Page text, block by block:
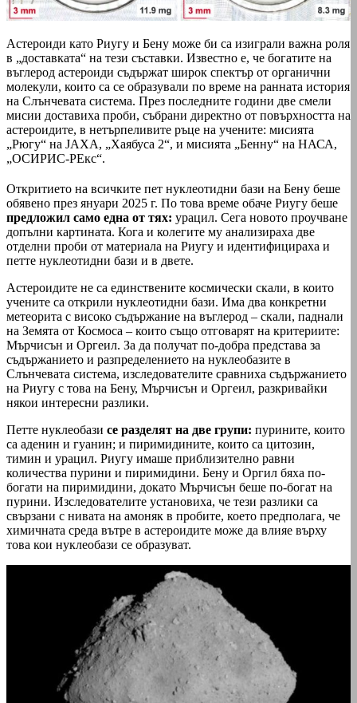
Астероиди като Риугу и Бену може би са изиграли важна роля
в „доставката“ на тези съставки. Известно е, че богатите на
въглерод астероиди съдържат широк спектър от органични
молекули, които са се образували по време на ранната история
на Слънчевата система. През последните години две смели
мисии доставиха проби, събрани директно от повърхността на
астероидите, в нетърпеливите ръце на учените: мисията
„Рюгу“ на JAXA, „Хаябуса 2“, и мисията „Бенну“ на НАСА,
„ОСИРИС-РЕкс“.
Откритието на всичките пет нуклеотидни бази на Бену беше
обявено през януари 2025 г. По това време обаче Риугу беше
предложил само една от тях: урацил. Сега новото проучване
допълни картината. Кога и колегите му анализираха две
отделни проби от материала на Риугу и идентифицираха и
петте нуклеотидни бази и в двете.
Астероидите не са единствените космически скали, в които
учените са открили нуклеотидни бази. Има два конкретни
метеорита с високо съдържание на въглерод – скали, паднали
на Земята от Космоса – които също отговарят на критериите:
Мърчисън и Оргеил. За да получат по-добра представа за
съдържанието и разпределението на нуклеобазите в
Слънчевата система, изследователите сравниха съдържанието
на Риугу с това на Бену, Мърчисън и Оргеил, разкривайки
някои интересни разлики.
Петте нуклеобази се разделят на две групи: пурините, които
са аденин и гуанин; и пиримидините, които са цитозин,
тимин и урацил. Риугу имаше приблизително равни
количества пурини и пиримидини. Бену и Оргил бяха по-
богати на пиримидини, докато Мърчисън беше по-богат на
пурини. Изследователите установиха, че тези разлики са
свързани с нивата на амоняк в пробите, което предполага, че
химичната среда вътре в астероидите може да влияе върху
това кои нуклеобази се образуват.